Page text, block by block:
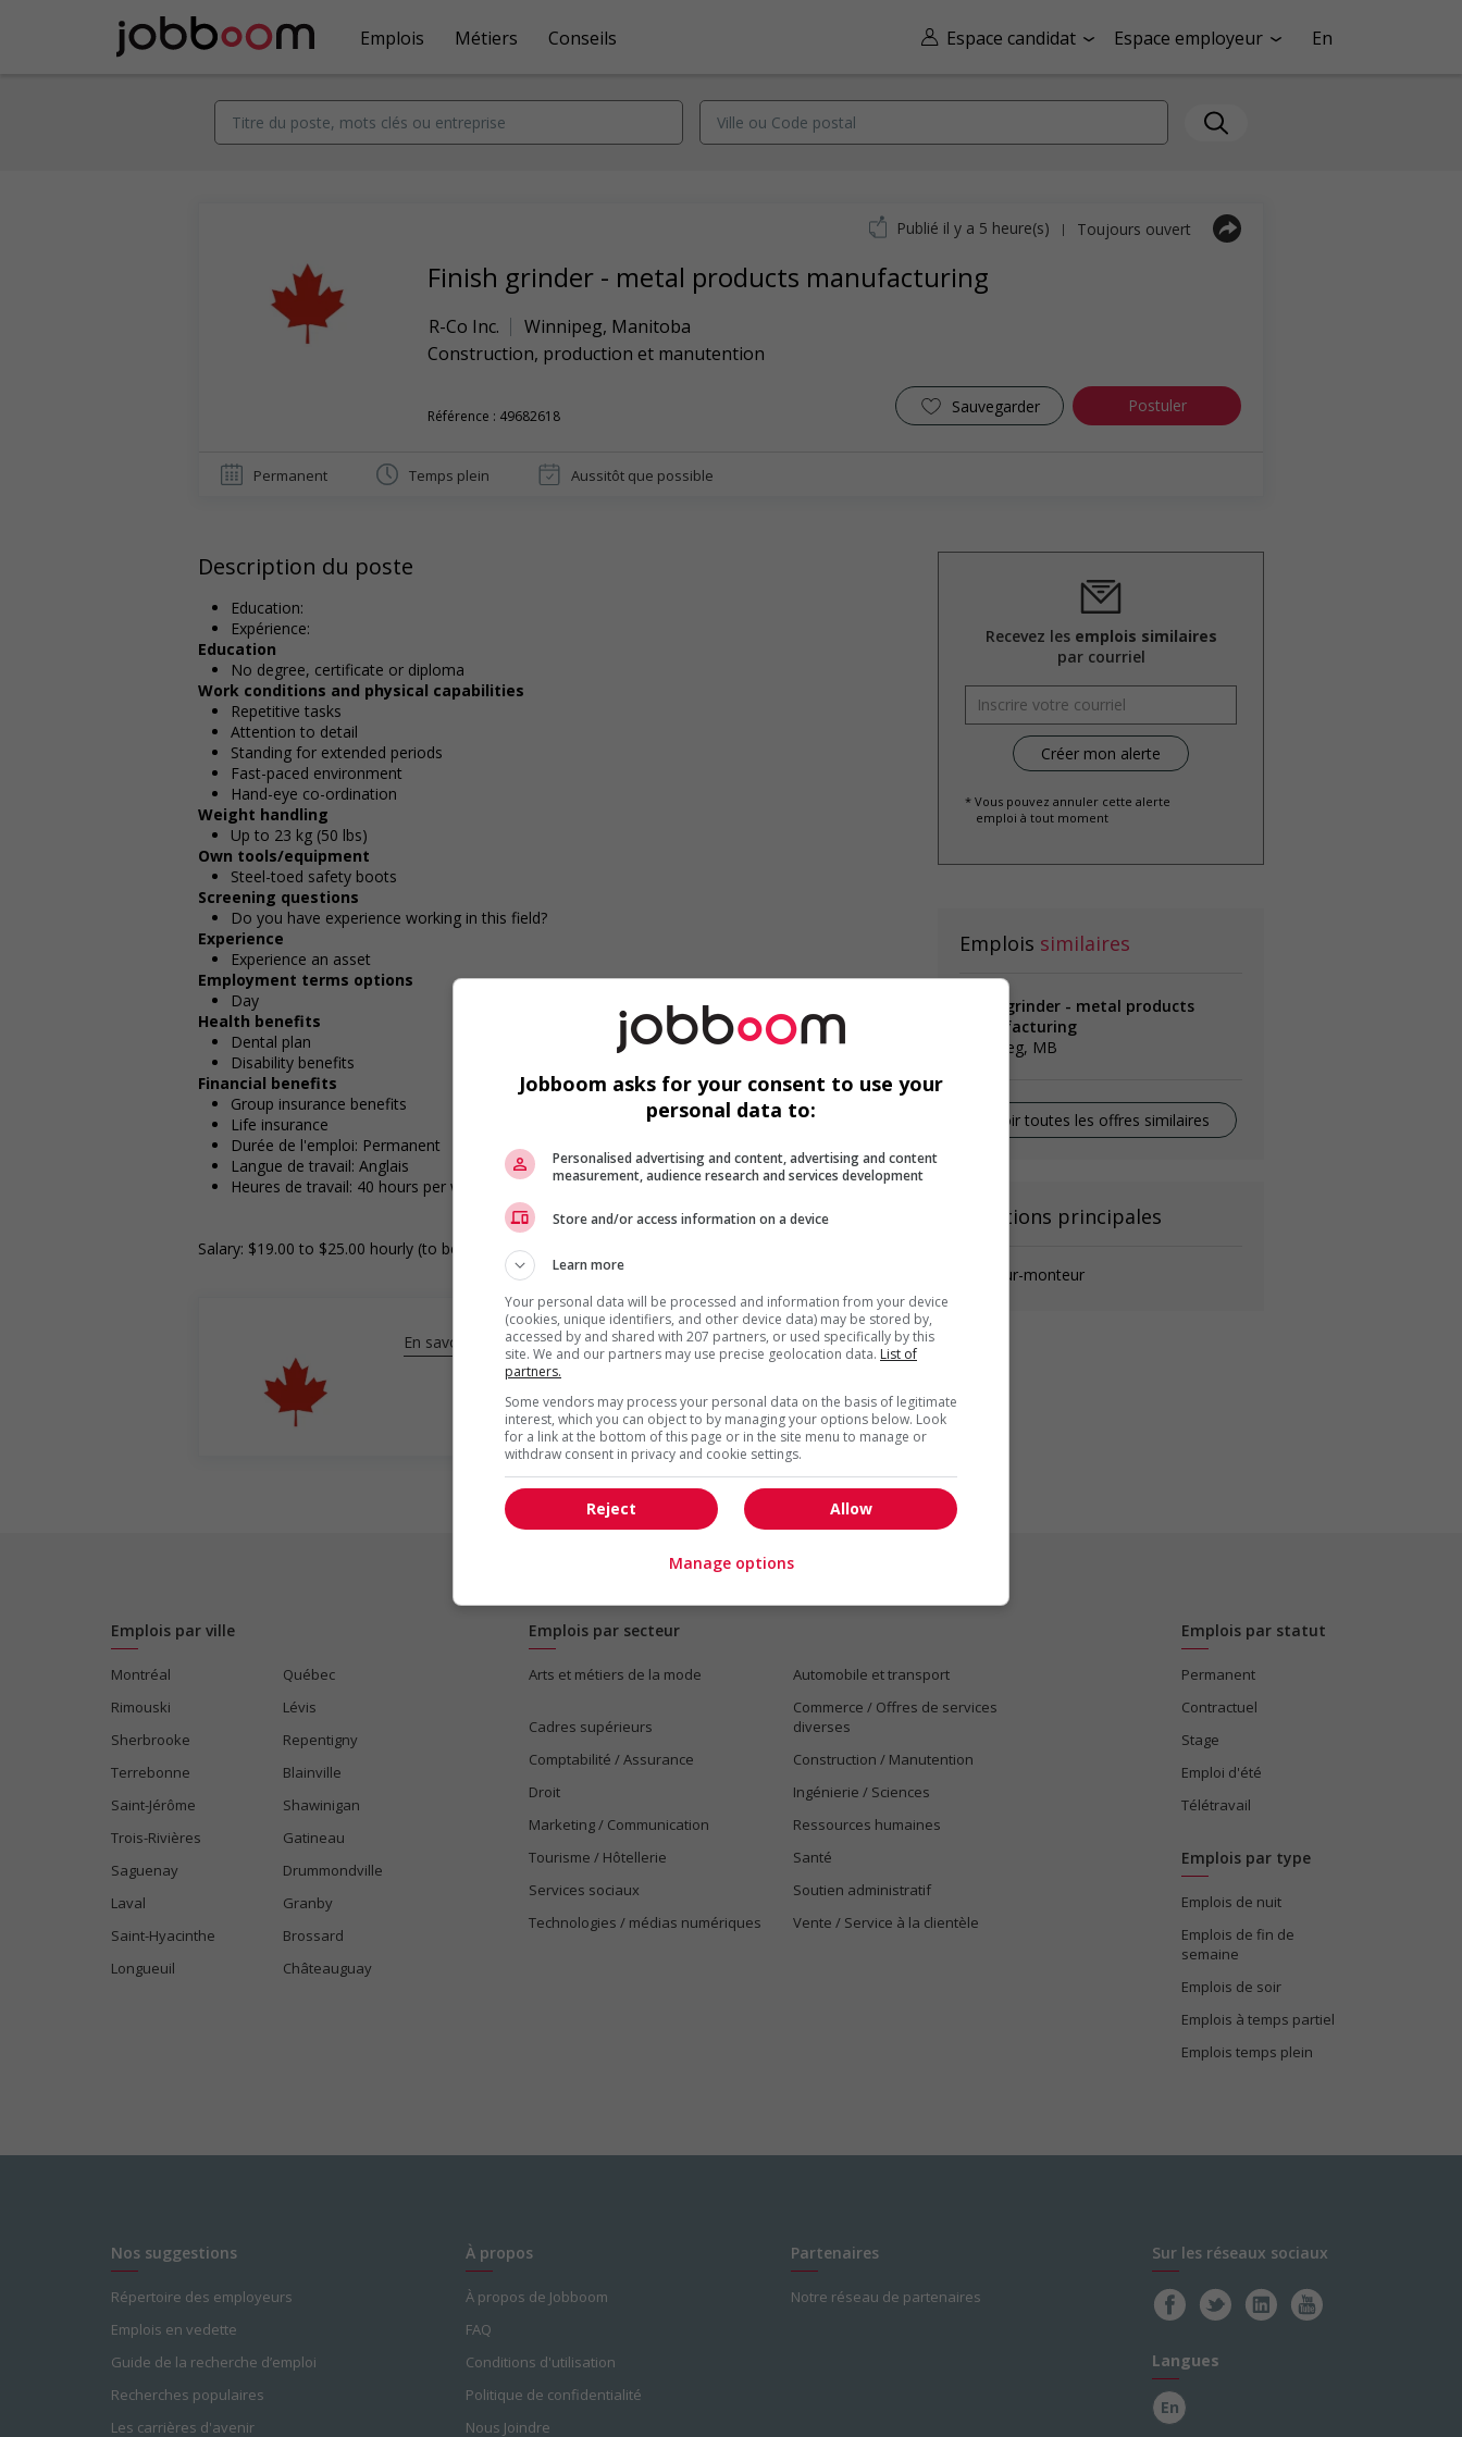
Espace candidat Espace employeur En
Emplois Métiers Conseils
Finish grinder - metal products manufacturing
R-Co Inc. Winnipeg, Manitoba
Construction, production et manutention
Référence : 49682618 Sauvegarder Postuler
Publié il y a 5 heure(s) | Toujours ouvert
Permanent Temps plein Aussitôt que possible
Description du poste
Education:
Expérience:
Education
No degree, certificate or diploma
Work conditions and physical capabilities
Repetitive tasks
Attention to detail
Standing for extended periods
Fast-paced environment
Hand-eye co-ordination
Weight handling
Up to 23 kg (50 lbs)
Own tools/equipment
Steel-toed safety boots
Screening questions
Do you have experience working in this field?
Experience
Experience an asset
Employment terms options
Day
Health benefits
Dental plan
Disability benefits
Financial benefits
Group insurance benefits
Life insurance
Durée de l'emploi: Permanent
Langue de travail: Anglais
Heures de travail: 40 hours per week
Salary: $19.00 to $25.00 hourly (to be negotiated)
En savoir plus
Recevez les emplois similaires
par courriel
* Vous pouvez annuler cette alerte
emploi à tout moment
Emplois similaires
finish grinder - metal products
manufacturing
Winnipeg, MB
Voir toutes les offres similaires
Fonctions principales
Soudeur-monteur
Emplois par ville
Montréal
Québec
Rimouski
Lévis
Sherbrooke
Repentigny
Terrebonne
Blainville
Saint-Jérôme
Shawinigan
Trois-Rivières
Gatineau
Saguenay
Drummondville
Laval
Granby
Saint-Hyacinthe
Brossard
Longueuil
Châteauguay
Emplois par secteur
Arts et métiers de la mode Automobile et transport
Cadres supérieurs
Commerce / Offres de services
diverses
Comptabilité / Assurance
Construction / Manutention
Droit
Ingénierie / Sciences
Marketing / Communication
Ressources humaines
Tourisme / Hôtellerie
Santé
Services sociaux
Soutien administratif
Technologies / médias numériques
Vente / Service à la clientèle
Emplois par statut
Permanent
Contractuel
Stage
Emploi d'été
Télétravail
Emplois par type
Emplois de nuit
Emplois de fin de
semaine
Emplois de soir
Emplois à temps partiel
Emplois temps plein
Nos suggestions
Répertoire des employeurs
Emplois en vedette
Guide de la recherche d’emploi
Recherches populaires
Les carrières d'avenir
À propos
À propos de Jobboom
FAQ
Conditions d'utilisation
Politique de confidentialité
Nous Joindre
Partenaires
Notre réseau de partenaires
Sur les réseaux sociaux
Langues
En
Jobboom asks for your consent to use your
personal data to:
Personalised advertising and content, advertising and content
measurement, audience research and services development
Store and/or access information on a device
Learn more
Your personal data will be processed and information from your device
(cookies, unique identifiers, and other device data) may be stored by,
accessed by and shared with 207 partners, or used specifically by this
site. We and our partners may use precise geolocation data. List of
partners.
Some vendors may process your personal data on the basis of legitimate
interest, which you can object to by managing your options below. Look
for a link at the bottom of this page or in the site menu to manage or
withdraw consent in privacy and cookie settings.
Allow
Reject
Manage options